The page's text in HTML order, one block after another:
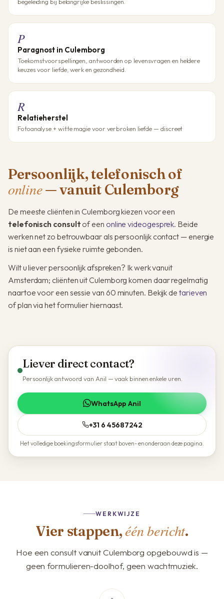
P
Paragnost in Culemborg
Toekomstvoorspellingen, antwoorden op levensvragen en heldere
keuzes voor liefde, werk en gezondheid.
R
Relatieherstel
Fotoanalyse + witte magie voor verbroken liefde — discreet
Persoonlijk, telefonisch of
online— vanuit Culemborg
De meeste cliënten in Culemborg kiezen voor een
telefonisch consult of een online videogesprek. Beide
werken net zo betrouwbaar als persoonlijk contact — energie
is niet aan een fysieke ruimte gebonden.
Wilt u liever persoonlijk afspreken? Ik werk vanuit
Amsterdam; cliënten uit Culemborg komen daar regelmatig
naartoe voor een sessie van 60 minuten. Bekijk detarieven
of plan via het formulier hiernaast.
Liever direct contact?
Persoonlijk antwoord van Anil — vaak binnen enkele uren.
WhatsApp Anil
+31 6 45687242
Het volledige boekingsformulier staat boven- en onderaan deze pagina.
WERKWIJZE
Vier stappen, één bericht.
Hoe een consult vanuit Culemborg opgebouwd is —
geen formulieren-doolhof, geen wachtmuziek.